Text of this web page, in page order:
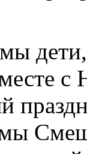
дети,
с